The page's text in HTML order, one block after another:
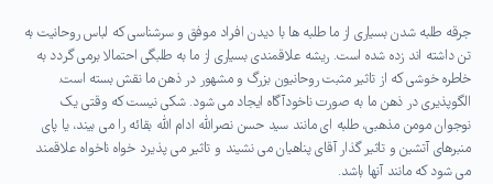
جرقه طلبه شدن بسیاری از ما طلبه ها با دیدن افراد موفق و سرشناسی که لباس روحانیت به
تن داشته اند زده شده است. ریشه علاقمندی بسیاری از ما به طلبگی احتمالا برمی گردد به
خاطره خوشی که از تاثیر مثبت روحانیون بزرگ و مشهور در ذهن ما نقش بسته است.
الگوپذیری در ذهن ما به صورت ناخودآگاه ایجاد می شود. شکی نیست که وقتی یک
نوجوان مومن مذهبی، طلبه ای مانند سید حسن نصرالله ادام الله بقائه را می بیند، یا پای
منبرهای آتشین و تاثیر گذار آقای پناهیان می نشیند و تاثیر می پذیرد خواه ناخواه علاقمند
می شود که مانند آنها باشد.